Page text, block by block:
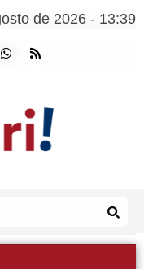
de 2026 - 13:39